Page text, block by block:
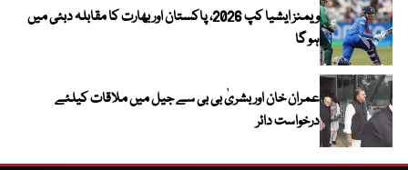
ویمنز ایشیا کپ 2026، پاکستان اور بھارت کا مقابلہ دبئی میں
ہو گا
عمران خان اور بشریٰ بی بی سے جیل میں ملاقات کیلئے
درخواست دائر